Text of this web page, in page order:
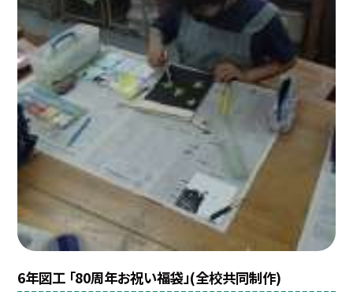
6年図工 「80周年お祝い福袋」(全校共同制作)